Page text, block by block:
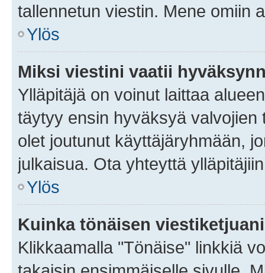
tallennetun viestin. Mene omiin
Ylös
Miksi viestini vaatii
Ylläpitäjä on voinut laittaa
täytyy ensin hyväksyä
olet joutunut käyttäjäryhmään,
julkaisua. Ota yhteyttä
Ylös
Kuinka tönäisen
Klikkaamalla "Tönäise" linkkiä